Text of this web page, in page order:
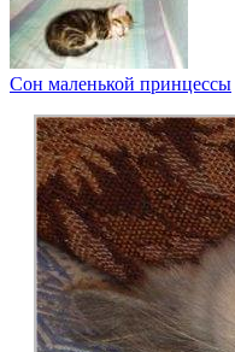
Сон маленькой принцессы